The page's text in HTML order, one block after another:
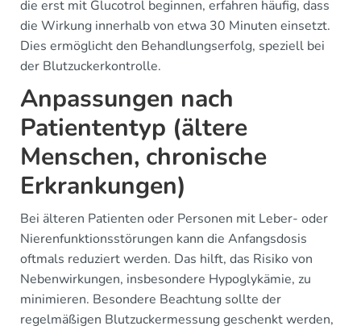
die erst mit Glucotrol beginnen, erfahren häufig, dass
die Wirkung innerhalb von etwa 30 Minuten einsetzt.
Dies ermöglicht den Behandlungserfolg, speziell bei
der Blutzuckerkontrolle.
Anpassungen nach
Patiententyp (ältere
Menschen, chronische
Erkrankungen)
Bei älteren Patienten oder Personen mit Leber- oder
Nierenfunktionsstörungen kann die Anfangsdosis
oftmals reduziert werden. Das hilft, das Risiko von
Nebenwirkungen, insbesondere Hypoglykämie, zu
minimieren. Besondere Beachtung sollte der
regelmäßigen Blutzuckermessung geschenkt werden,